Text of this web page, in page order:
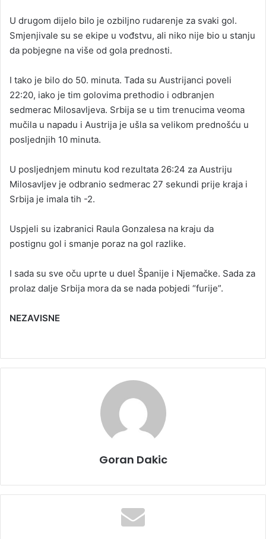
U drugom dijelo bilo je ozbiljno rudarenje za svaki gol.
Smjenjivale su se ekipe u vođstvu, ali niko nije bio u stanju
da pobjegne na više od gola prednosti.
I tako je bilo do 50. minuta. Tada su Austrijanci poveli
22:20, iako je tim golovima prethodio i odbranjen
sedmerac Milosavljeva. Srbija se u tim trenucima veoma
mučila u napadu i Austrija je ušla sa velikom prednošću u
posljednjih 10 minuta.
U posljednjem minutu kod rezultata 26:24 za Austriju
Milosavljev je odbranio sedmerac 27 sekundi prije kraja i
Srbija je imala tih -2.
Uspjeli su izabranici Raula Gonzalesa na kraju da
postignu gol i smanje poraz na gol razlike.
I sada su sve oču uprte u duel Španije i Njemačke. Sada za
prolaz dalje Srbija mora da se nada pobjedi “furije”.
NEZAVISNE
Goran Dakic